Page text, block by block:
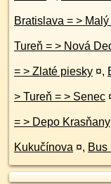
= > Zlaté piesky ¤,
> Tureň = > Senec
= > Depo Krasňany
Kukučínova ¤,